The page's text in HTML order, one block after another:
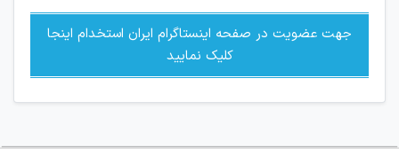
جهت عضویت در صفحه اینستاگرام ایران استخدام اینجا
کلیک نمایید